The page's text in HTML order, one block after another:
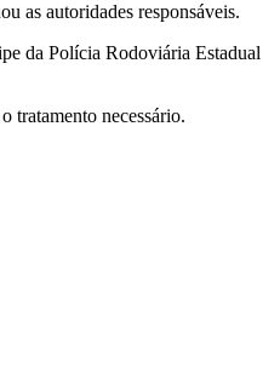
as autoridades responsáveis.
da Polícia Rodoviária Estadual
tratamento necessário.